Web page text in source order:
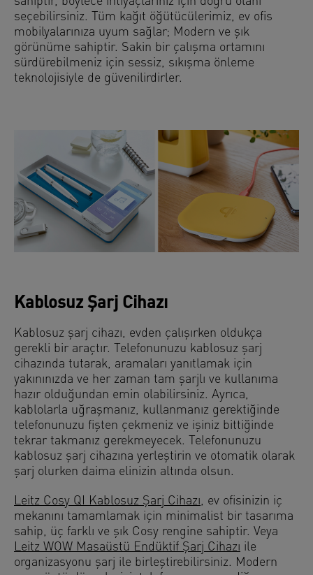
seçebilirsiniz. Tüm kağıt öğütücülerimiz, ev ofis
mobilyalarınıza uyum sağlar; Modern ve şık
görünüme sahiptir. Sakin bir çalışma ortamını
sürdürebilmeniz için sessiz, sıkışma önleme
teknolojisiyle de güvenilirdirler.
Kablosuz Şarj Cihazı
Kablosuz şarj cihazı, evden çalışırken oldukça
gerekli bir araçtır. Telefonunuzu kablosuz şarj
cihazında tutarak, aramaları yanıtlamak için
yakınınızda ve her zaman tam şarjlı ve kullanıma
hazır olduğundan emin olabilirsiniz. Ayrıca,
kablolarla uğraşmanız, kullanmanız gerektiğinde
telefonunuzu fişten çekmeniz ve işiniz bittiğinde
tekrar takmanız gerekmeyecek. Telefonunuzu
kablosuz şarj cihazına yerleştirin ve otomatik olarak
şarj olurken daima elinizin altında olsun.
Leitz Cosy QI Kablosuz Şarj Cihazı, ev ofisinizin iç
mekanını tamamlamak için minimalist bir tasarıma
sahip, üç farklı ve şık Cosy rengine sahiptir. Veya
Leitz WOW Masaüstü Endüktif Şarj Cihazı ile
organizasyonu şarj ile birleştirebilirsiniz. Modern